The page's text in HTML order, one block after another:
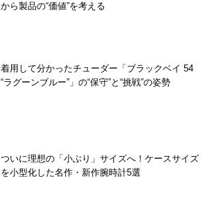
から製品の“価値”を考える
着用して分かったチューダー「ブラックベイ 54
“ラグーンブルー”」の“保守”と“挑戦”の姿勢
ついに理想の「小ぶり」サイズへ！ケースサイズ
を小型化した名作・新作腕時計5選